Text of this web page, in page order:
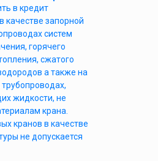
в кредит
качестве запорной
систем
горячего
сжатого
а также на
трубопроводах,
жидкости, не
крана.
кранов в качестве
не допускается